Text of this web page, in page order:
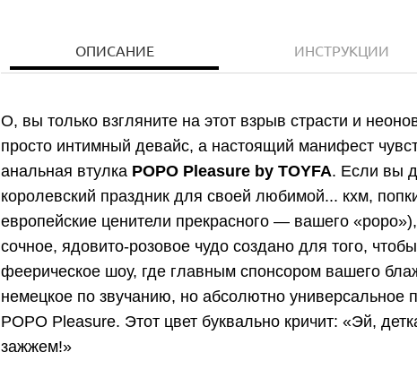
ОПИСАНИЕ ИНСТРУКЦИИ
О, вы только взгляните на этот взрыв страсти и
просто интимный девайс, а настоящий манифест
анальная втулка POPO Pleasure by TOYFA. Если вы
королевский праздник для своей любимой... кхм,
европейские ценители прекрасного — вашего
сочное, ядовито-розовое чудо создано для того,
феерическое шоу, где главным спонсором вашего
немецкое по звучанию, но абсолютно универсальное
POPO Pleasure. Этот цвет буквально кричит: «Эй,
зажжем!»